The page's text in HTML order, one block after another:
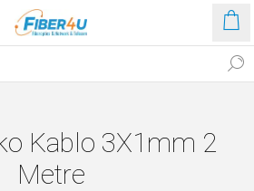
Kablo 3X1mm 2
Metre